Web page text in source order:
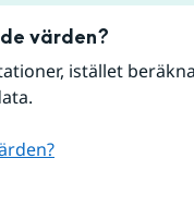
värden?
istället